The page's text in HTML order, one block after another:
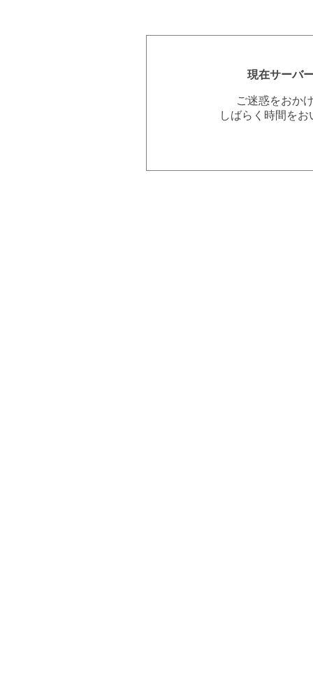
現在サーバ
ご迷惑をおか
しばらく時間を